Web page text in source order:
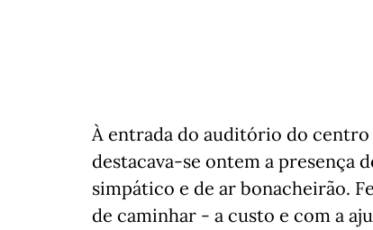
À entrada do auditório do centro
destacava-se ontem a presença
simpático e de ar bonacheirão.
de caminhar - a custo e com a